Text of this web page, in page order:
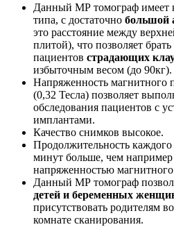
Данный МР томограф имеет
типа, с достаточно большой
это расстояние между
плитой), что позволяет
пациентов страдающих
избыточным весом (до 90кг).
Напряженность магнитного
(0,32 Тесла) позволяет
обследования пациентов с
имплантами.
Качество снимков высокое.
Продолжительность каждого
минут больше, чем
напряженностью
Данный МР томограф
детей и беременных
присутствовать родителям
комнате сканирования.